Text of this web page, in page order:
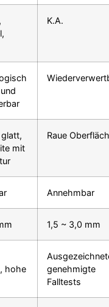
K.A.
glatt,
mit
Raue
Annehmbar
1,5 ~ 3,0 mm
hohe
genehmigte
Falltests